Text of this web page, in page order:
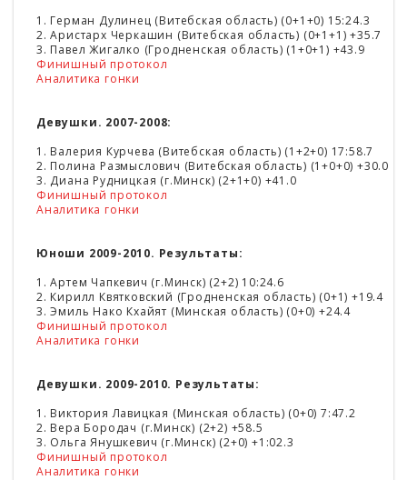
1. Герман Дулинец (Витебская область) (0+1+0) 15:24.3
2. Аристарх Черкашин (Витебская область) (0+1+1) +35.7
3. Павел Жигалко (Гродненская область) (1+0+1) +43.9
Финишный протокол
Аналитика гонки
Девушки. 2007-2008:
1. Валерия Курчева (Витебская область) (1+2+0) 17:58.7
2. Полина Размыслович (Витебская область) (1+0+0) +30.0
3. Диана Рудницкая (г.Минск) (2+1+0) +41.0
Финишный протокол
Аналитика гонки
Юноши 2009-2010. Результаты:
1. Артем Чапкевич (г.Минск) (2+2) 10:24.6
2. Кирилл Квятковский (Гродненская область) (0+1) +19.4
3. Эмиль Нако Кхайят (Минская область) (0+0) +24.4
Финишный протокол
Аналитика гонки
Девушки. 2009-2010. Результаты:
1. Виктория Лавицкая (Минская область) (0+0) 7:47.2
2. Вера Бородач (г.Минск) (2+2) +58.5
3. Ольга Янушкевич (г.Минск) (2+0) +1:02.3
Финишный протокол
Аналитика гонки